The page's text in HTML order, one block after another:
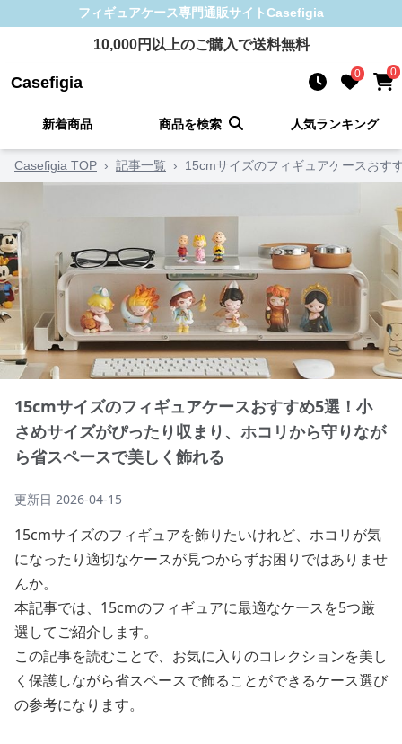
フィギュアケース専門通販サイトCasefigia
10,000円以上のご購入で送料無料
Casefigia 0 0
新着商品 商品を検索 人気ランキング
Casefigia TOP › 記事一覧 › 15cmサイズのフィギュアケースおす
15cmサイズのフィギュアケースおすすめ5選！小
さめサイズがぴったり収まり、ホコリから守りなが
ら省スペースで美しく飾れる
更新日 2026-04-15
15cmサイズのフィギュアを飾りたいけれど、ホコリが気
になったり適切なケースが見つからずお困りではありませ
んか。
本記事では、15cmのフィギュアに最適なケースを5つ厳
選してご紹介します。
この記事を読むことで、お気に入りのコレクションを美し
く保護しながら省スペースで飾ることができるケース選び
の参考になります。